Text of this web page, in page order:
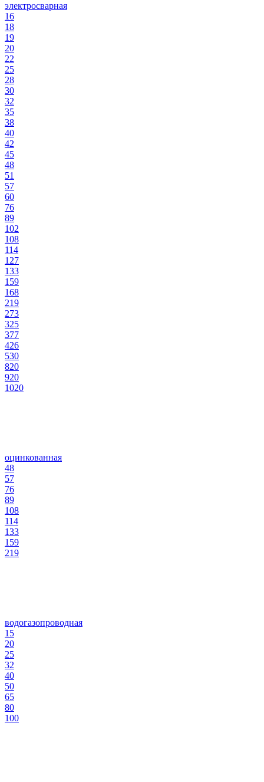
электросварная
16
18
19
20
22
25
28
30
32
35
38
40
42
45
48
51
57
60
76
89
102
108
114
127
133
159
168
219
273
325
377
426
530
820
920
1020
оцинкованная
48
57
76
89
108
114
133
159
219
водогазопроводная
15
20
25
32
40
50
65
80
100